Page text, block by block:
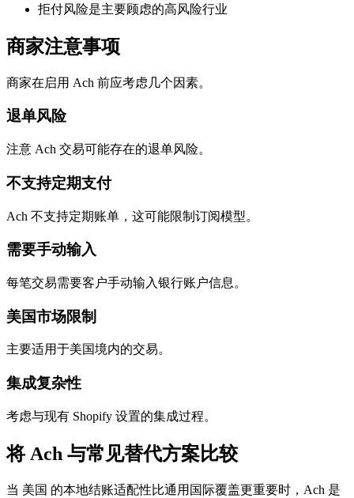
拒付风险是主要顾虑的高风险行业
商家注意事项
商家在启用 Ach 前应考虑几个因素。
退单风险
注意 Ach 交易可能存在的退单风险。
不支持定期支付
Ach 不支持定期账单，这可能限制订阅模型。
需要手动输入
每笔交易需要客户手动输入银行账户信息。
美国市场限制
主要适用于美国境内的交易。
集成复杂性
考虑与现有 Shopify 设置的集成过程。
将 Ach 与常见替代方案比较
当 美国 的本地结账适配性比通用国际覆盖更重要时，Ach 是